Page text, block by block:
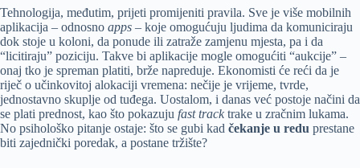
Tehnologija, međutim, prijeti promijeniti pravila. Sve je više mobilnih
aplikacija – odnosno apps – koje omogućuju ljudima da komuniciraju
dok stoje u koloni, da ponude ili zatraže zamjenu mjesta, pa i da
“licitiraju” poziciju. Takve bi aplikacije mogle omogućiti “aukcije” –
onaj tko je spreman platiti, brže napreduje. Ekonomisti će reći da je
riječ o učinkovitoj alokaciji vremena: nečije je vrijeme, tvrde,
jednostavno skuplje od tuđega. Uostalom, i danas već postoje načini da
se plati prednost, kao što pokazuju fast track trake u zračnim lukama.
No psihološko pitanje ostaje: što se gubi kad čekanje u redu prestane
biti zajednički poredak, a postane tržište?